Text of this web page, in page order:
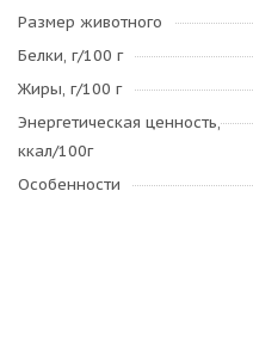
Размер животного
Белки, г/100 г
Жиры, г/100 г
Энергетическая ценность,
ккал/100г
Особенности